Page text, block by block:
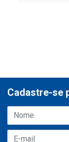
Cadastre-se